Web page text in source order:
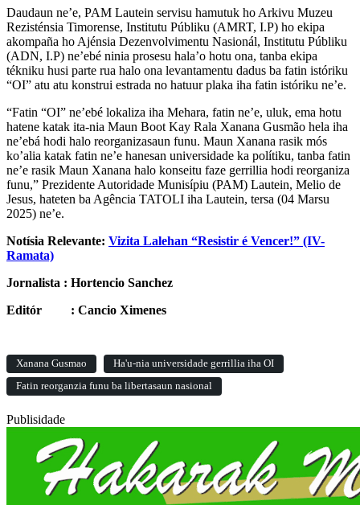
Daudaun ne’e, PAM Lautein servisu hamutuk ho Arkivu Muzeu
Rezisténsia Timorense, Institutu Públiku (AMRT, I.P) ho ekipa
akompaña ho Ajénsia Dezenvolvimentu Nasionál, Institutu Públiku
(ADN, I.P) ne’ebé ninia prosesu hala’o hotu ona, tanba ekipa
tékniku husi parte rua halo ona levantamentu dadus ba fatin istóriku
“OI” atu atu konstrui estrada no hatuur plaka iha fatin istóriku ne’e.
“Fatin “OI” ne’ebé lokaliza iha Mehara, fatin ne’e, uluk, ema hotu
hatene katak ita-nia Maun Boot Kay Rala Xanana Gusmão hela iha
ne’ebá hodi halo reorganizasaun funu. Maun Xanana rasik mós
ko’alia katak fatin ne’e hanesan universidade ka polítiku, tanba fatin
ne’e rasik Maun Xanana halo konseitu faze gerrillia hodi reorganiza
funu,” Prezidente Autoridade Munisípiu (PAM) Lautein, Melio de
Jesus, hateten ba Agência TATOLI iha Lautein, tersa (04 Marsu
2025) ne’e.
Notísia Relevante: Vizita Lalehan “Resistir é Vencer!” (IV-
Ramata)
Jornalista : Hortencio Sanchez
Editór : Cancio Ximenes
Xanana Gusmao
Ha'u-nia universidade gerrillia iha OI
Fatin reorganzia funu ba libertasaun nasional
Publisidade